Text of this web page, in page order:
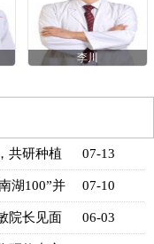
李川
共研种植 07-13
湖100”并 07-10
院长见面 06-03